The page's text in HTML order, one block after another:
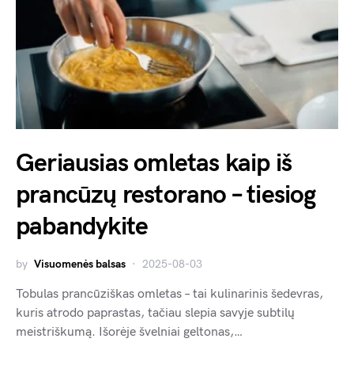
Geriausias omletas kaip iš
prancūzų restorano – tiesiog
pabandykite
by Visuomenės balsas 2025-08-03
Tobulas prancūziškas omletas – tai kulinarinis šedevras,
kuris atrodo paprastas, tačiau slepia savyje subtilų
meistriškumą. Išorėje švelniai geltonas,…